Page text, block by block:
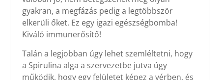
gyakran, a megfázás pedig a legtöbbször
elkerüli őket. Ez egy igazi egészségbomba!
Kiváló immunerősítő!
Talán a legjobban úgy lehet szemléltetni, hogy
a Spirulina alga a szervezetbe jutva úgy
működik, hogy egy felületet képez a vérben, és